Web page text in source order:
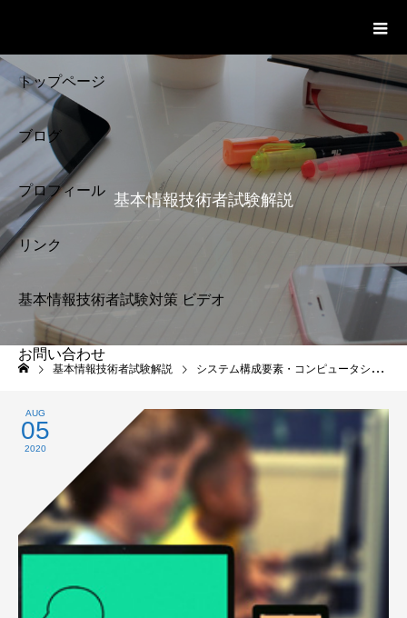
トップページ
ブログ
プロフィール
リンク
基本情報技術者試験対策 ビデオ
お問い合わせ
プライバシーポリシー
基本情報技術者試験
解説
基本情報技術者試験解説
基本情報技術者試験解説 システム構成要素・コンピュータシステム
AUG
05
2020